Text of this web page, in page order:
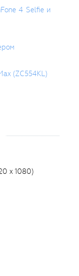
4 Selfie и
(ZC554KL)
x 1080)